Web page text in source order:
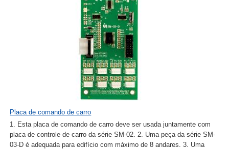
Placa de comando de carro
1. Esta placa de comando de carro deve ser usada juntamente com
placa de controle de carro da série SM-02. 2. Uma peça da série SM-
03-D é adequada para edifício com máximo de 8 andares. 3. Uma